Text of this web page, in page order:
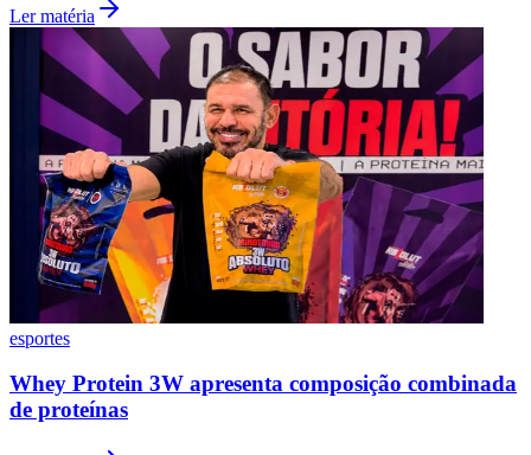
Ler matéria
esportes
Whey Protein 3W apresenta composição combinada
de proteínas